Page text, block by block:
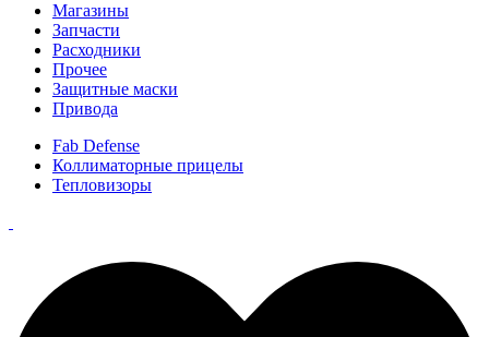
Магазины
Запчасти
Расходники
Прочее
Защитные маски
Привода
Fab Defense
Коллиматорные прицелы
Тепловизоры